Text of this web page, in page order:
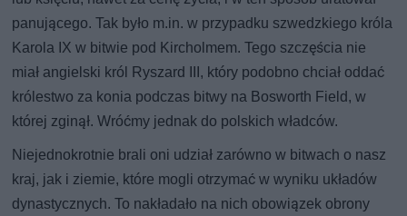
panującego. Tak było m.in. w przypadku szwedzkiego króla
Karola IX w bitwie pod Kircholmem. Tego szczęścia nie
miał angielski król Ryszard III, który podobno chciał oddać
królestwo za konia podczas bitwy na Bosworth Field, w
której zginął. Wróćmy jednak do polskich władców.
Niejednokrotnie brali oni udział zarówno w bitwach o nasz
kraj, jak i ziemie, które mogli otrzymać w wyniku układów
dynastycznych. To nakładało na nich obowiązek obrony